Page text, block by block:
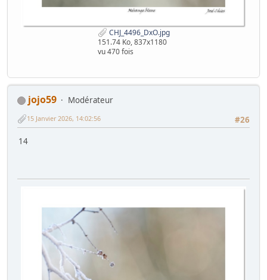
CHJ_4496_DxO.jpg
151.74 Ko, 837x1180
vu 470 fois
jojo59
Modérateur
#26
15 Janvier 2026, 14:02:56
14